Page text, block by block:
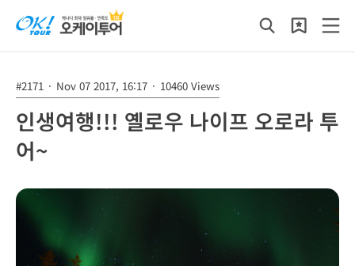
#2171 · Nov 07 2017, 16:17 · 10460 Views
인생여행!!! 옐로우 나이프 오로라 투
어~